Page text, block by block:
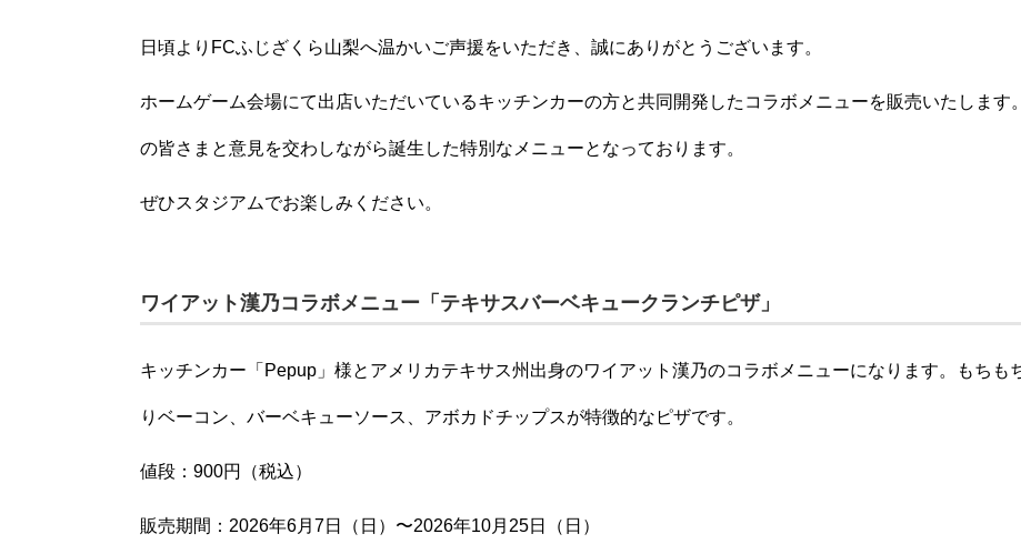
日頃よりFCふじざくら山梨へ温かいご声援をいただき、誠にありがとうございます。
ホームゲーム会場にて出店いただいているキッチンカーの方と共同開発したコラボメニューを販売いたしま
の皆さまと意見を交わしながら誕生した特別なメニューとなっております。
ぜひスタジアムでお楽しみください。
ワイアット漢乃コラボメニュー「テキサスバーベキュークランチピザ」
キッチンカー「Pepup」様とアメリカテキサス州出身のワイアット漢乃のコラボメニューになります。もちも
りベーコン、バーベキューソース、アボカドチップスが特徴的なピザです。
値段：900円（税込）
販売期間：2026年6月7日（日）〜2026年10月25日（日）